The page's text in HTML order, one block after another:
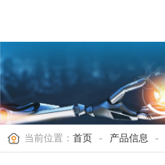
当前位置： 首页 - 产品信息 -